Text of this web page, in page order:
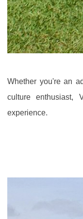
Whether you're an
culture enthusiast,
experience.